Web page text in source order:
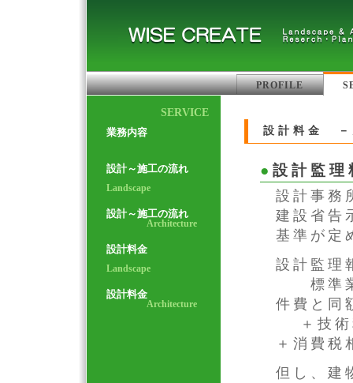
PROFILE
SERVICE
業務内容
設計～施工の流れ
Landscape
設計～施工の流れ
Architecture
設計料金
Landscape
設計料金
Architecture
設計料金 －
● 設計監理
設計事務
建設省告
基準が定
設計監理
標準業
件費と同
＋技術
＋消費税
但し、建